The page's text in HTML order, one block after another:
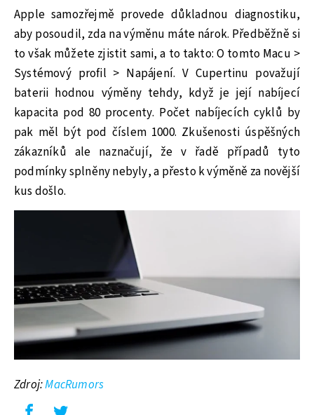
Apple samozřejmě provede důkladnou diagnostiku,
aby posoudil, zda na výměnu máte nárok. Předběžně si
to však můžete zjistit sami, a to takto: O tomto Macu >
Systémový profil > Napájení. V Cupertinu považují
baterii hodnou výměny tehdy, když je její nabíjecí
kapacita pod 80 procenty. Počet nabíjecích cyklů by
pak měl být pod číslem 1000. Zkušenosti úspěšných
zákazníků ale naznačují, že v řadě případů tyto
podmínky splněny nebyly, a přesto k výměně za novější
kus došlo.
Zdroj:MacRumors